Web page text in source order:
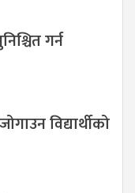
गर्न
विद्यार्थीको